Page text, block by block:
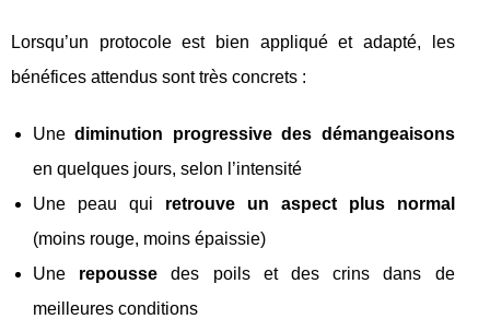
Lorsqu’un protocole est bien appliqué et adapté, les
bénéfices attendus sont très concrets :
Unediminution progressive des démangeaisons
en quelques jours, selon l’intensité
Une peau qui retrouve un aspect plus normal
(moins rouge, moins épaissie)
Une repousse des poils et des crins dans de
meilleures conditions